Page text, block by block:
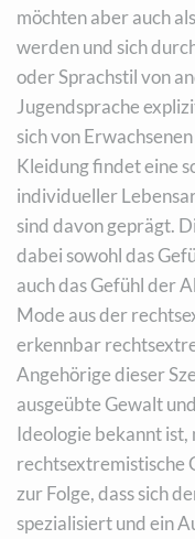
möchten aber auch
werden und sich
oder Sprachstil von
Jugendsprache
sich von
Kleidung findet eine
individueller
sind davon geprägt.
dabei sowohl das
auch das Gefühl der
Mode aus der
erkennbar
Angehörige dieser
ausgeübte Gewalt
Ideologie bekannt ist,
rechtsextremistische
zur Folge, dass sich
spezialisiert und ein